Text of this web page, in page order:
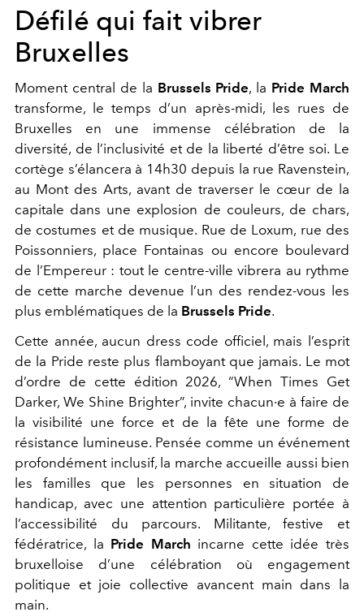
Défilé qui fait vibrer
Bruxelles
Moment central de la Brussels Pride, la Pride March
transforme, le temps d’un après-midi, les rues de
Bruxelles en une immense célébration de la
diversité, de l’inclusivité et de la liberté d’être soi. Le
cortège s’élancera à 14h30 depuis la rue Ravenstein,
au Mont des Arts, avant de traverser le cœur de la
capitale dans une explosion de couleurs, de chars,
de costumes et de musique. Rue de Loxum, rue des
Poissonniers, place Fontainas ou encore boulevard
de l’Empereur : tout le centre-ville vibrera au rythme
de cette marche devenue l’un des rendez-vous les
plus emblématiques de la Brussels Pride.
Cette année, aucun dress code officiel, mais l’esprit
de la Pride reste plus flamboyant que jamais. Le mot
d’ordre de cette édition 2026, “When Times Get
Darker, We Shine Brighter”, invite chacun·e à faire de
la visibilité une force et de la fête une forme de
résistance lumineuse. Pensée comme un événement
profondément inclusif, la marche accueille aussi bien
les familles que les personnes en situation de
handicap, avec une attention particulière portée à
l’accessibilité du parcours. Militante, festive et
fédératrice, la Pride March incarne cette idée très
bruxelloise d’une célébration où engagement
politique et joie collective avancent main dans la
main.